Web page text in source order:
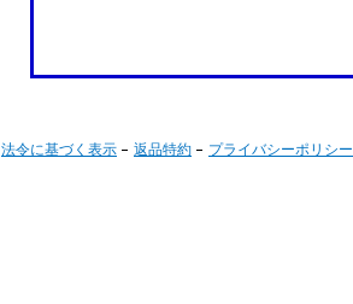
法令に基づく表示 返品特約 プライバシーポリシー